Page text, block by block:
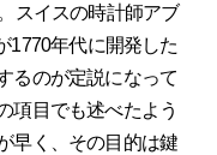
スイスの時計師アブ
1770年代に開発した
るのが定説になって
項目でも述べたよう
早く、その目的は鍵